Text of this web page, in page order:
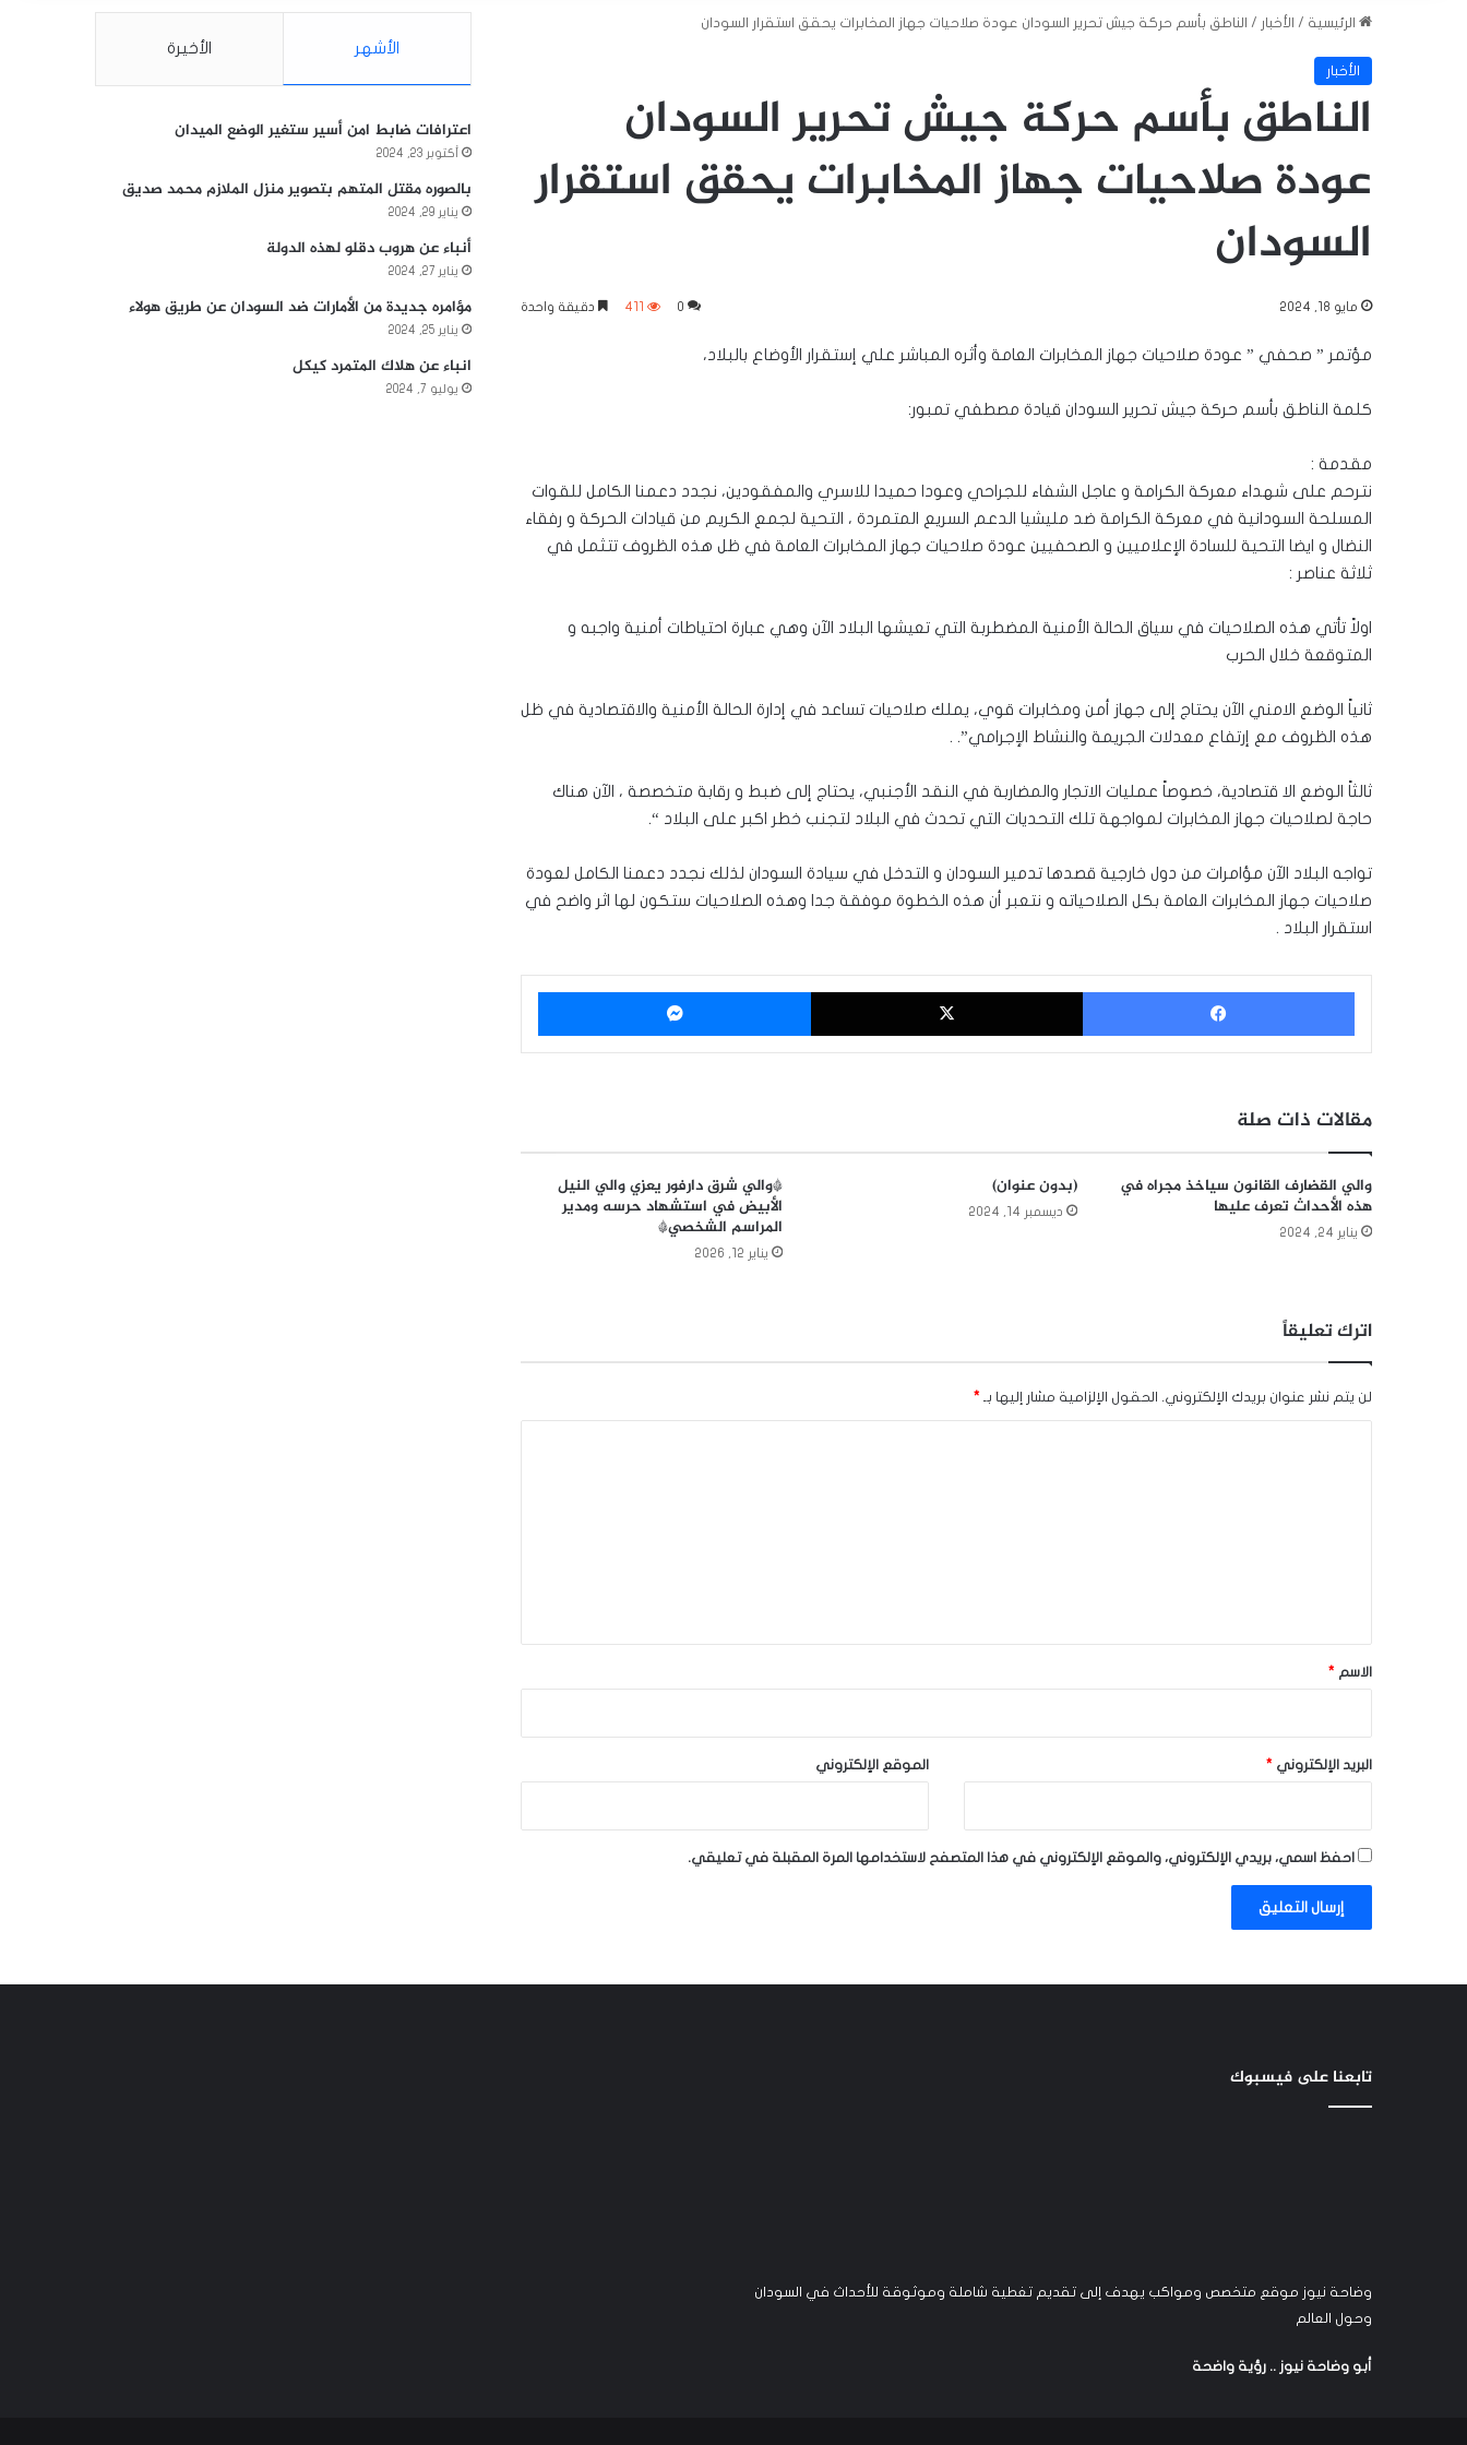
الرئيسية / الأخبار / الناطق بأسم حركة جيش تحرير السودان عودة صلاحيات جهاز المخابرات يحقق استقرار السودان
الأخبار
الناطق بأسم حركة جيش تحرير السودان
عودة صلاحيات جهاز المخابرات يحقق استقرار
السودان
مايو 18, 2024 0
411 دقيقة واحدة
مؤتمر ” صحفي ” عودة صلاحيات جهاز المخابرات العامة وأثره المباشر علي إستقرار الأوضاع بالبلاد،
كلمة الناطق بأسم حركة جيش تحرير السودان قيادة مصطفي تمبور:
مقدمة :
نترحم على شهداء معركة الكرامة و عاجل الشفاء للجراحي وعودا حميدا للاسري والمفقودين، نجدد دعمنا الكامل للقوات
المسلحة السودانية في معركة الكرامة ضد مليشيا الدعم السريع المتمردة ، التحية لجمع الكريم من قيادات الحركة و رفقاء
النضال و ايضا التحية للسادة الإعلاميين و الصحفيين عودة صلاحيات جهاز المخابرات العامة في ظل هذه الظروف تتثمل في
ثلاثة عناصر :
اولاً تأتي هذه الصلاحيات في سياق الحالة الأمنية المضطربة التي تعيشها البلاد الآن وهي عبارة احتياطات أمنية واجبه و
المتوقعة خلال الحرب
ثانياً الوضع الامني الآن يحتاج إلى جهاز أمن ومخابرات قوي، يملك صلاحيات تساعد في إدارة الحالة الأمنية والاقتصادية في ظل
هذه الظروف مع إرتفاع معدلات الجريمة والنشاط الإجرامي”. .
ثالثاً الوضع الا قتصادية، خصوصاً عمليات الاتجار والمضاربة في النقد الأجنبي، يحتاج إلى ضبط و رقابة متخصصة ، الآن هناك
حاجة لصلاحيات جهاز المخابرات لمواجهة تلك التحديات التي تحدث في البلاد لتجنب خطر اكبر على البلاد “.
تواجه البلاد الآن مؤامرات من دول خارجية قصدها تدمير السودان و التدخل في سيادة السودان لذلك نجدد دعمنا الكامل لعودة
صلاحيات جهاز المخابرات العامة بكل الصلاحياته و نتعبر أن هذه الخطوة موفقة جدا وهذه الصلاحيات ستكون لها اثر واضح في
استقرار البلاد .
فيسبوك ‫X
مقالات ذات صلة
والي القضارف القانون سياخذ مجراه في
هذه الأحداث تعرف عليها
يناير 24, 2024
(بدون عنوان)
ديسمبر 14, 2024
*والي شرق دارفور يعزي والي النيل
الأبيض في استشهاد حرسه ومدير
المراسم الشخصي*
يناير 12, 2026
اترك تعليقاً
لن يتم نشر عنوان بريدك الإلكتروني. الحقول الإلزامية مشار إليها بـ *
*الاسم *
البريد الإلكتروني * الموقع الإلكتروني
احفظ اسمي، بريدي الإلكتروني، والموقع الإلكتروني في هذا المتصفح لاستخدامها المرة المقبلة في تعليقي.
الأشهر الأخيرة
اعترافات ضابط امن أسير ستغير الوضع الميدان
أكتوبر 23, 2024
بالصوره مقتل المتهم بتصوير منزل الملازم محمد صديق
يناير 29, 2024
أنباء عن هروب دقلو لهذه الدولة
يناير 27, 2024
مؤامره جديدة من الأمارات ضد السودان عن طريق هولاء
يناير 25, 2024
انباء عن هلاك المتمرد كيكل
يوليو 7, 2024
تابعنا على فيسبوك
وضاحة نيوز موقع متخصص ومواكب يهدف إلى تقديم تغطية شاملة وموثوقة للأحداث في السودان
وحول العالم
أبو وضاحة نيوز .. رؤية واضحة